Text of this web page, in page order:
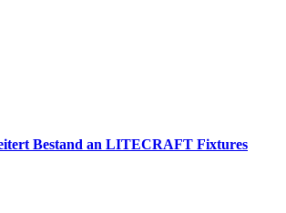
Bestand an LITECRAFT Fixtures